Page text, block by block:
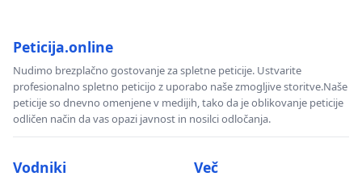
Peticija.online
Nudimo brezplačno gostovanje za spletne peticije. Ustvarite
profesionalno spletno peticijo z uporabo naše zmogljive storitve.Naše
peticije so dnevno omenjene v medijih, tako da je oblikovanje peticije
odličen način da vas opazi javnost in nosilci odločanja.
Vodniki Več